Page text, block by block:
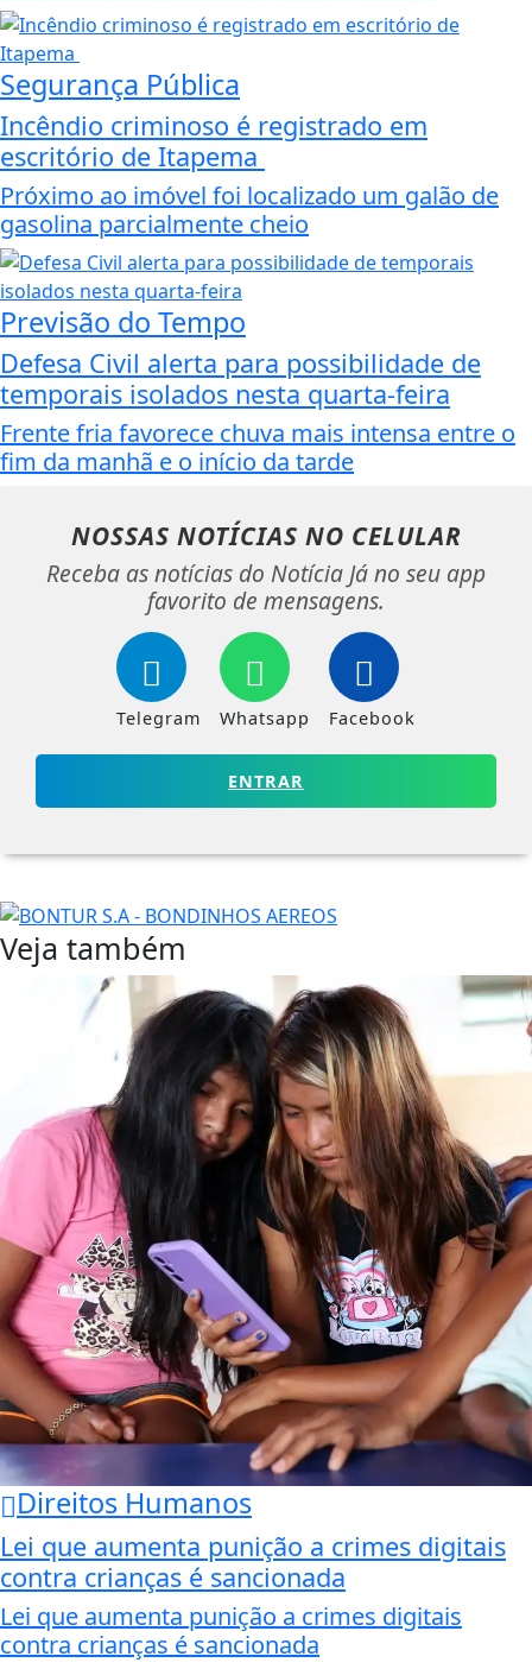
Segurança Pública
Incêndio criminoso é registrado em
escritório de Itapema
Próximo ao imóvel foi localizado um galão de
gasolina parcialmente cheio
Previsão do Tempo
Defesa Civil alerta para possibilidade de
temporais isolados nesta quarta-feira
Frente fria favorece chuva mais intensa entre o
fim da manhã e o início da tarde
NOSSAS NOTÍCIAS NO CELULAR
Receba as notícias do Notícia Já no seu app
favorito de mensagens.
Telegram Whatsapp Facebook
ENTRAR
Veja também
Direitos Humanos
Lei que aumenta punição a crimes digitais
contra crianças é sancionada
Lei que aumenta punição a crimes digitais
contra crianças é sancionada